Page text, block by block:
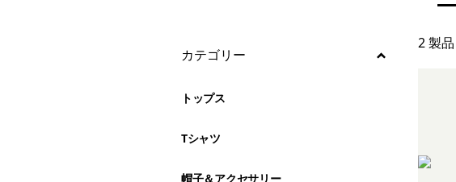
すべて表示 (9)
絞り込み
カテゴリー
トップス
Tシャツ
帽子＆アクセサリー
2 製品